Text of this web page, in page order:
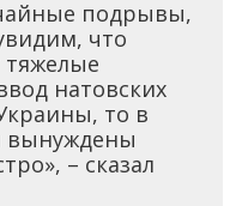
подрывы,
что
тяжелые
натовских
то в
вынуждены
– сказал